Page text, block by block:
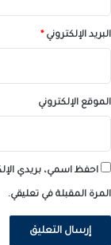
البريد الإلكتروني*
الموقع الإلكتروني
احفظ اسمي، بريدي
المرة المقبلة في تعليقي.